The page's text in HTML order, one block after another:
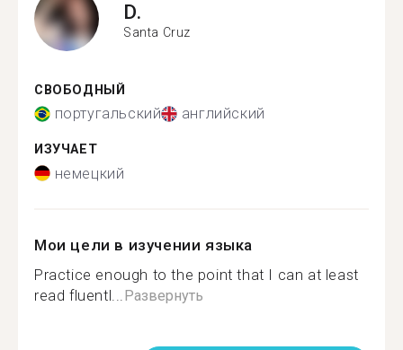
D.
Santa Cruz
СВОБОДНЫЙ
португальский английский
ИЗУЧАЕТ
немецкий
Мои цели в изучении языка
Practice enough to the point that I can at least
read fluentl... Развернуть